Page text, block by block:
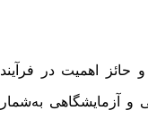
اهمیت در فرآیند
آزمایشگاهی به‌شمار